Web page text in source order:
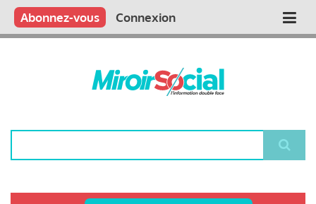
Aller
contenu
Main
Qui sommes nous ?
Vous publiez
Nous publions
Contactez-nous
Abonnez-vous Connexion